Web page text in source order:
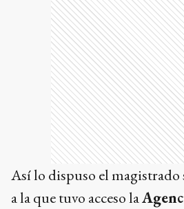
Así lo dispuso el
a la que tuvo acceso la